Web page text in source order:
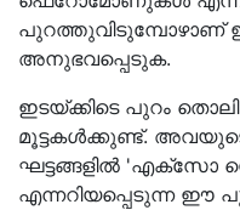
പുറത്തുവിടുമ്പോഴാണ്
അനുഭവപ്പെടുക.
ഇടയ്ക്കിടെ പുറം
മൂട്ടകൾക്കുണ്ട്. അവയുടെ
ഘട്ടങ്ങളിൽ 'എക്സോ
എന്നറിയപ്പെടുന്ന ഈ